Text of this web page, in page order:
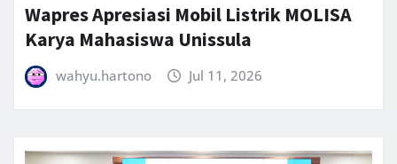
Wapres Apresiasi Mobil Listrik MOLISA
Karya Mahasiswa Unissula
wahyu.hartono Jul 11, 2026